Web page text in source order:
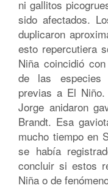
ni gallitos
sido afectados.
duplicaron
esto repercutiera
Niña coincidió
de las especies
previas a El
Jorge anidaron
Brandt. Esa
mucho tiempo en
se había
concluir si estos
Niña o de